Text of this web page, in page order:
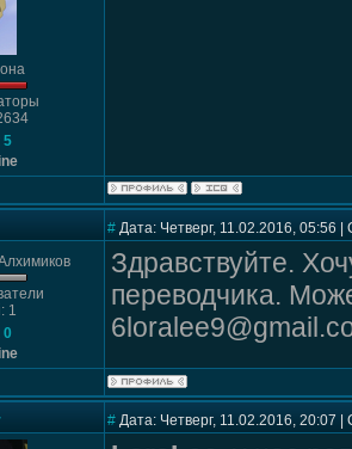
5
# Дата: Четверг, 11.02.2016, 05:56
1
0
Здравствуйте.
переводчика.
# Дата: Четверг, 11.02.2016, 20:07